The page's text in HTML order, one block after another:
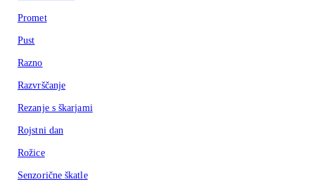
Promet
Pust
Razno
Razvrščanje
Rezanje s škarjami
Rojstni dan
Rožice
Senzorične škatle